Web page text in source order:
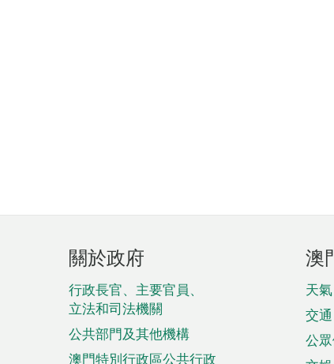
頁
腳
菜
單
關於政府
行政長官、主要官員、
立法和司法機關
公共部門及其他機構
澳門特別行政區公共行政
澳
天氣
交通
公